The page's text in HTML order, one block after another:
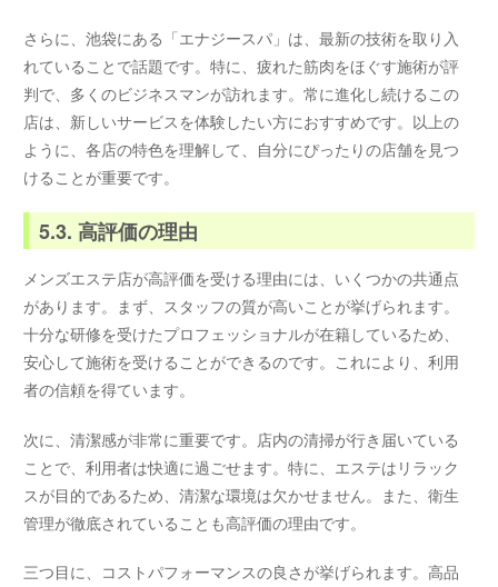
さらに、池袋にある「エナジースパ」は、最新の技術を取り入
れていることで話題です。特に、疲れた筋肉をほぐす施術が評
判で、多くのビジネスマンが訪れます。常に進化し続けるこの
店は、新しいサービスを体験したい方におすすめです。以上の
ように、各店の特色を理解して、自分にぴったりの店舗を見つ
けることが重要です。
5.3. 高評価の理由
メンズエステ店が高評価を受ける理由には、いくつかの共通点
があります。まず、スタッフの質が高いことが挙げられます。
十分な研修を受けたプロフェッショナルが在籍しているため、
安心して施術を受けることができるのです。これにより、利用
者の信頼を得ています。
次に、清潔感が非常に重要です。店内の清掃が行き届いている
ことで、利用者は快適に過ごせます。特に、エステはリラック
スが目的であるため、清潔な環境は欠かせません。また、衛生
管理が徹底されていることも高評価の理由です。
三つ目に、コストパフォーマンスの良さが挙げられます。高品